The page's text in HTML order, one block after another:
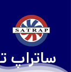
ساتراپ